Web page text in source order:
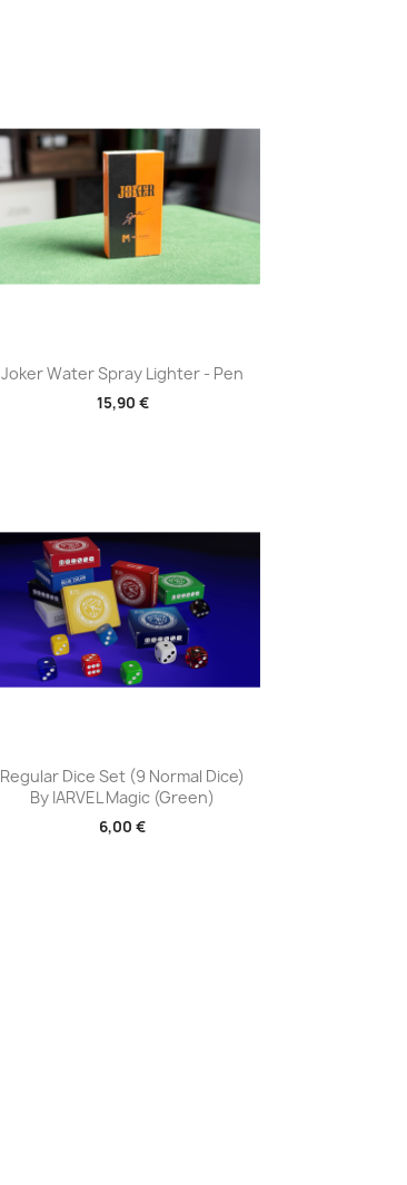
Aperçu rapide
Joker Water Spray Lighter - Pen
15,90 €
Aperçu rapide
Regular Dice Set (9 Normal Dice)
By IARVEL Magic (Green)
6,00 €